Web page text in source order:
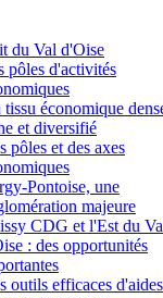
du Val d'Oise
pôles d'activités
économique
et diversifié
pôles et des axes
Pontoise, une
majeure
CDG et l'Est du
: des opportunités
outils efficaces